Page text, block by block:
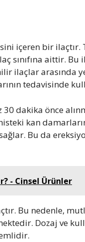
içeren bir
aittir. Bu
ilaçlar arasında
tedavisinde
dakika önce
kan
Bu da
- Cinsel Ürünler
Bu nedenle,
Dozaj ve